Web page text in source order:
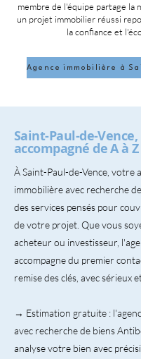
membre de l'équipe partage la
un projet immobilier réussi
la confiance et
Saint-Paul-de-
accompagné de A à Z
À Saint-Paul-de-Vence, votre
immobilière avec recherche
des services pensés pour
de votre projet. Que vous
acheteur ou investisseur,
accompagne du premier
remise des clés, avec sérieux
→ Estimation gratuite :
avec recherche de biens
analyse votre bien avec